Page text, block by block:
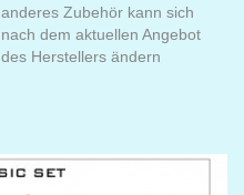
anderes Zubehör kann sich
nach dem aktuellen Angebot
des Herstellers ändern